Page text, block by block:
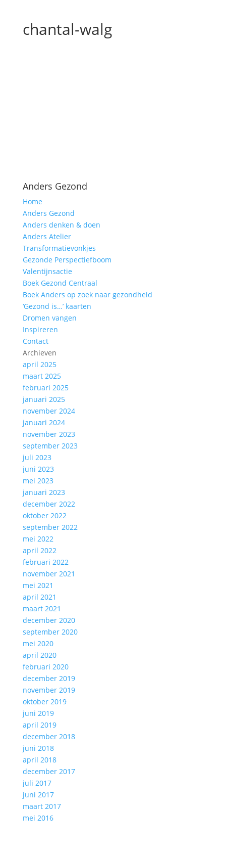
chantal-walg
Anders Gezond
Home
Anders Gezond
Anders denken & doen
Anders Atelier
Transformatievonkjes
Gezonde Perspectiefboom
Valentijnsactie
Boek Gezond Centraal
Boek Anders op zoek naar gezondheid
‘Gezond is…’ kaarten
Dromen vangen
Inspireren
Contact
Archieven
april 2025
maart 2025
februari 2025
januari 2025
november 2024
januari 2024
november 2023
september 2023
juli 2023
juni 2023
mei 2023
januari 2023
december 2022
oktober 2022
september 2022
mei 2022
april 2022
februari 2022
november 2021
mei 2021
april 2021
maart 2021
december 2020
september 2020
mei 2020
april 2020
februari 2020
december 2019
november 2019
oktober 2019
juni 2019
april 2019
december 2018
juni 2018
april 2018
december 2017
juli 2017
juni 2017
maart 2017
mei 2016